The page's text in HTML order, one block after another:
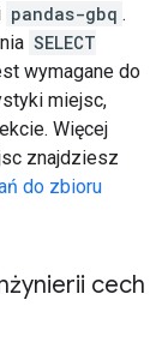
pandas-gbq .
SELECT
wymagane do
miejsc,
Więcej
znajdziesz
do zbioru
cech